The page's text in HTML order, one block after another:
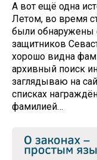
А вот ещё одна
Летом, во время
были обнаружены
защитников
хорошо видна
архивный поиск
заглядываю на
списках
фамилией…